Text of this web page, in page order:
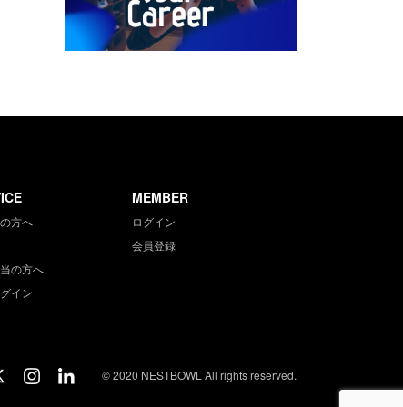
方へ
の方へ
イン
MEMBER
ログイン
会員登録
© 2020 NESTBOWL All rights reserved.